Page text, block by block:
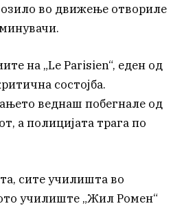
во движење отвориле
на „Le Parisien“, еден од
состојба.
веднаш побегнале од
а полицијата трага по
сите училишта во
училиште „Жил Ромен“